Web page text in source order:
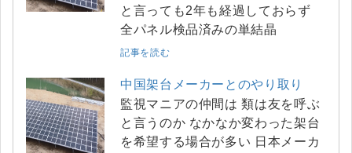
と言っても2年も経過しておらず
全パネル検品済みの単結晶
記事を読む
中国架台メーカーとのやり取り
監視マニアの仲間は 類は友を呼ぶ
と言うのか なかなか変わった架台
を希望する場合が多い 日本メーカ